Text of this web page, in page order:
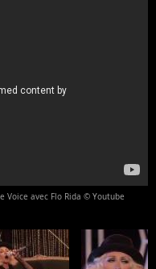
Voice avec Flo Rida © Youtube